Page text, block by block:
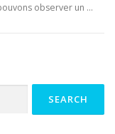
observer un …